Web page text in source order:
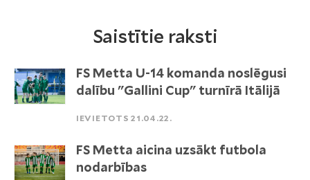
Saistītie raksti
FS Metta U-14 komanda noslēgusi
dalību "Gallini Cup" turnīrā Itālijā
IEVIETOTS 21.04.22.
FS Metta aicina uzsākt futbola
nodarbības